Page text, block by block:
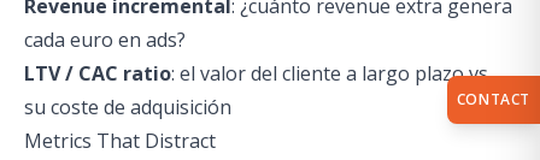
Revenue incremental : ¿cuánto revenue extra genera
cada euro en ads?
LTV / CAC ratio: el valor del cliente a largo plazo vs.
su coste de adquisición
Metrics That Distract
CONTACT